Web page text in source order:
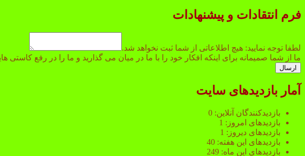
فرم انتقادات و پیشنهادات
شد.
توجه
لطفا توجه نمایید: هیچ اطلاعاتی از شما ثبت نخواهد شد.
ما از شما صمیمانه برای اینکه افکار خود را با ما در میان می گذارید و ما را در رفع
ارسال
آمار بازدیدهای سایت
بازدیدکنندگان آنلاین: 0
بازدیدهای امروز: 1
بازدیدهای دیروز: 1
بازدیدهای این هفته: 40
بازدیدهای این ماه: 249